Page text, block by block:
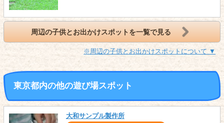
周辺の子供とお出かけスポットを一覧で見る
※周辺の子供とお出かけスポットについて ▼
東京都内の他の遊び場スポット
大和サンプル製作所